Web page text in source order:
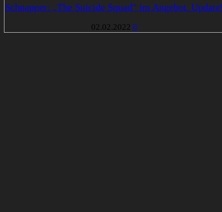
Schnapper: „The Suicide Squad“ im Angebot.
02.02.2022 0